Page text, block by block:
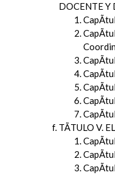
DOCENTE Y
TÃTULO V.